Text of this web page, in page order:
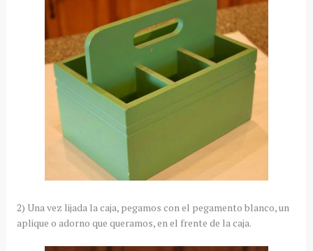
2) Una vez lijada la caja, pegamos con el pegamento blanco, un
aplique o adorno que queramos, en el frente de la caja.